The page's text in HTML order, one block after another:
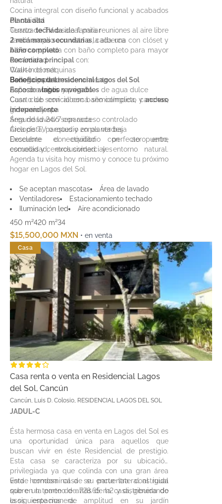
Cocina integral con diseño funcional y acabados
de calidad
Terrazatechadaideal para reuniones al aire libre
Jardín amplio con vista a la alberca
Alberca privada con baño completo para mayor
comodidad
Cuarto de máquinas
Bodega para almacenamiento
Baño de visitas
Cuarto de servicio con baño completo yacceso
independiente
Área de lavado separada
Área de TV o estudio en planta baja
Planta alta
Cuarto de TV o sala familiar
2 recámaras secundarias , cada una con clóset y
baño completo
Recámara principalcon:
Walk-in closet
Baño completo
Espacio amplio y privado
Beneficios del residencial Lagos del Sol
Acceso alagos navegables de agua dulce
Casa club con alberca semiolímpica, canchas,
gimnasio y spa
Seguridad 24/7 con acceso controlado
Ciclopista, parques y zonas verdes
Excelente conectividad con aeropuerto,
escuelas y centros comerciales
Descubre el equilibrio perfecto entre
comodidad, exclusividad y entorno natural.
Agenda tu visita hoy mismo y conoce tu próximo
hogar en Lagos del Sol.
Se aceptan mascotas
Área de lavado
Ventiladores
Estacionamiento techado
Iluminación led
Aire acondicionado
450 m²420 m²34
$15,500,000 MXN • en venta
Casa
Casa renta o venta en Residencial Lagos
del Sol, Cancún
Cancún, Luis D. Colosio, RESIDENCIAL LAGOS DEL SOL
JADUL-C
Ésta hermosa casa en venta en Lagos del Sol es
una oportunidad única para aquellos que
buscan vivir en éste Residencial de prestigio.
Esta casa se caracteriza por su ubicación
privilegiada ya que colinda con una gran área
verde condominal de su parte lateral al igual
que en la parte de atrás de la casa, generando
esos espacios de amplitud en su jardín
Esta hermosa casa se encuentra construida
sobre un terreno de 728.65 m2 y distribuida de
la siguiente manera: